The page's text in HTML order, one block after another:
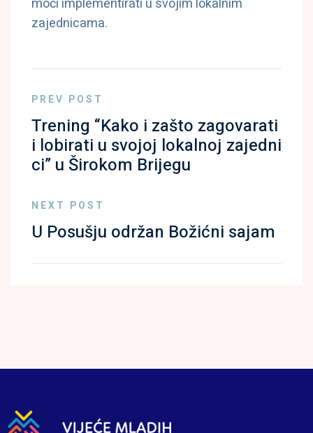
zajednicama.
PREV POST
Trening “Kako i zašto zagovarati
i lobirati u svojoj lokalnoj zajedni
ci” u Širokom Brijegu
NEXT POST
U Posušju održan Božićni sajam